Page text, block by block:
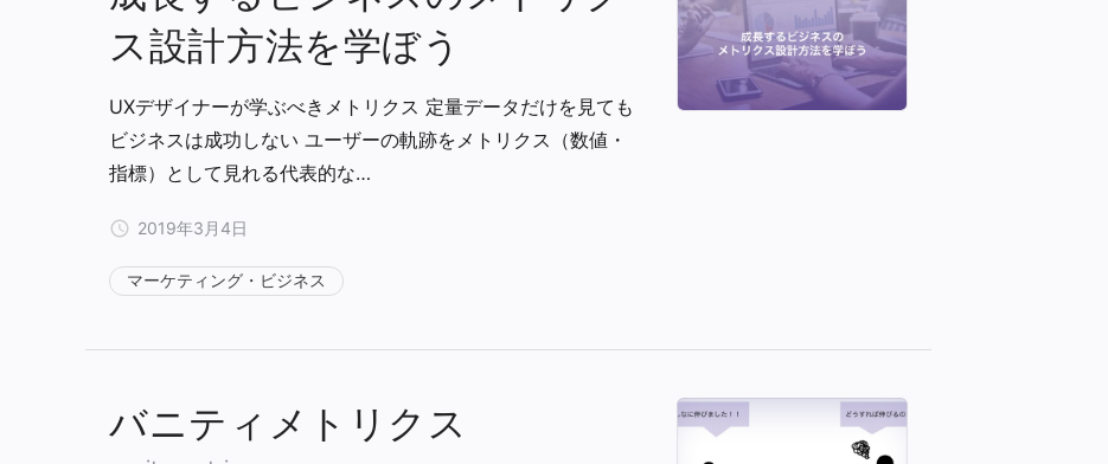
ス設計方法を学ぼう
UXデザイナーが学ぶべきメトリクス 定量データだけを見ても
ビジネスは成功しない ユーザーの軌跡をメトリクス（数値・
指標）として見れる代表的な…
2019年3月4日
マーケティング・ビジネス
バニティメトリクス